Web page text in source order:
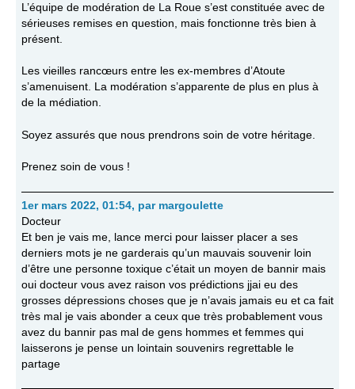
L’équipe de modération de La Roue s’est constituée avec de
sérieuses remises en question, mais fonctionne très bien à
présent.
Les vieilles rancœurs entre les ex-membres d’Atoute
s’amenuisent. La modération s’apparente de plus en plus à
de la médiation.
Soyez assurés que nous prendrons soin de votre héritage.
Prenez soin de vous !
1er mars 2022, 01:54, par margoulette
Docteur
Et ben je vais me, lance merci pour laisser placer a ses
derniers mots je ne garderais qu’un mauvais souvenir loin
d’être une personne toxique c’était un moyen de bannir mais
oui docteur vous avez raison vos prédictions jjai eu des
grosses dépressions choses que je n’avais jamais eu et ca fait
très mal je vais abonder a ceux que très probablement vous
avez du bannir pas mal de gens hommes et femmes qui
laisserons je pense un lointain souvenirs regrettable le
partage